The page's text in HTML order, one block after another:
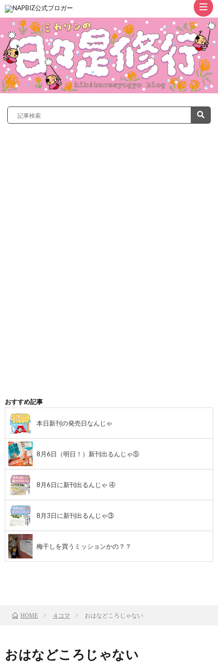
ト
ッ
おすすめ記事
本日新刊の発売日なんじゃ
8月6日（明日！）新刊出るんじゃ⑤
8月6日に新刊出るんじゃ ④
8月3日に新刊出るんじゃ③
梅干しを買うミッションかの？？
HOME ４コマ おはなどころじゃない
おはなどころじゃない